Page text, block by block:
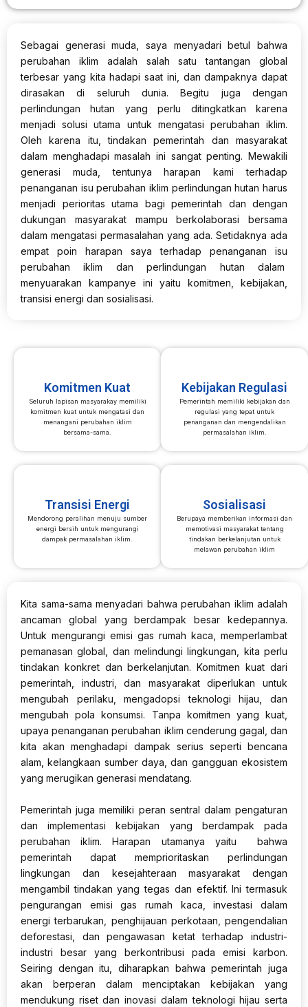
Sebagai generasi muda, saya menyadari betul bahwa
perubahan iklim adalah salah satu tantangan global
terbesar yang kita hadapi saat ini, dan dampaknya dapat
dirasakan di seluruh dunia. Begitu juga dengan
perlindungan hutan yang perlu ditingkatkan karena
menjadi solusi utama untuk mengatasi perubahan iklim.
Oleh karena itu, tindakan pemerintah dan masyarakat
dalam menghadapi masalah ini sangat penting. Mewakili
generasi muda, tentunya harapan kami terhadap
penanganan isu perubahan iklim perlindungan hutan harus
menjadi perioritas utama bagi pemerintah dan dengan
dukungan masyarakat mampu berkolaborasi bersama
dalam mengatasi permasalahan yang ada. Setidaknya ada
empat poin harapan saya terhadap penanganan isu
perubahan iklim dan perlindungan hutan dalam
menyuarakan kampanye ini yaitu komitmen, kebijakan,
transisi energi dan sosialisasi.
Komitmen Kuat
Seluruh lapisan masyarakay memiliki
komitmen kuat untuk mengatasi dan
menangani perubahan iklim
bersama-sama.
Kebijakan Regulasi
Pemerintah memiliki kebijakan dan
regulasi yang tepat untuk
penanganan dan mengendalikan
permasalahan iklim.
Transisi Energi
Mendorong peralihan menuju sumber
energi bersih untuk mengurangi
dampak permasalahan iklim.
Sosialisasi
Berupaya memberikan informasi dan
memotivasi masyarakat tentang
tindakan berkelanjutan untuk
melawan perubahan iklim
Kita sama-sama menyadari bahwa perubahan iklim adalah
ancaman global yang berdampak besar kedepannya.
Untuk mengurangi emisi gas rumah kaca, memperlambat
pemanasan global, dan melindungi lingkungan, kita perlu
tindakan konkret dan berkelanjutan. Komitmen kuat dari
pemerintah, industri, dan masyarakat diperlukan untuk
mengubah perilaku, mengadopsi teknologi hijau, dan
mengubah pola konsumsi. Tanpa komitmen yang kuat,
upaya penanganan perubahan iklim cenderung gagal, dan
kita akan menghadapi dampak serius seperti bencana
alam, kelangkaan sumber daya, dan gangguan ekosistem
yang merugikan generasi mendatang.
Pemerintah juga memiliki peran sentral dalam pengaturan
dan implementasi kebijakan yang berdampak pada
perubahan iklim. Harapan utamanya yaitu bahwa
pemerintah dapat memprioritaskan perlindungan
lingkungan dan kesejahteraan masyarakat dengan
mengambil tindakan yang tegas dan efektif. Ini termasuk
pengurangan emisi gas rumah kaca, investasi dalam
energi terbarukan, penghijauan perkotaan, pengendalian
deforestasi, dan pengawasan ketat terhadap industri-
industri besar yang berkontribusi pada emisi karbon.
Seiring dengan itu, diharapkan bahwa pemerintah juga
akan berperan dalam menciptakan kebijakan yang
mendukung riset dan inovasi dalam teknologi hijau serta